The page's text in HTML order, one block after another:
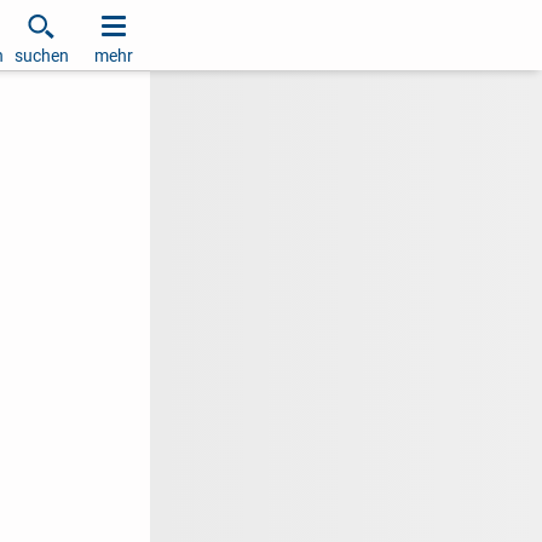
suchen mehr